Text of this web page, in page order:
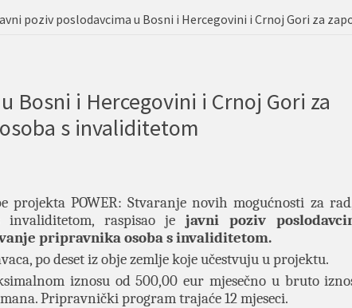
poziv poslodavcima u Bosni i Hercegovini i Crnoj Gori za
Bosni i Hercegovini i Crnoj Gori za
s invaliditetom
projekta POWER: Stvaranje novih mogućnosti za
invaliditetom, raspisao jejavni poziv
pripravnika osoba s invaliditetom.
po deset iz obje zemlje koje učestvuju u projektu.
iznosu od 500,00 eur mjesečno u bruto
Pripravnički program trajaće 12 mjeseci.